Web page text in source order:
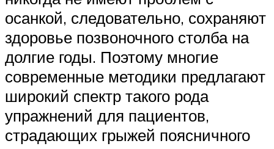
осанкой, следовательно, сохраняют
здоровье позвоночного столба на
долгие годы. Поэтому многие
современные методики предлагают
широкий спектр такого рода
упражнений для пациентов,
страдающих грыжей поясничного